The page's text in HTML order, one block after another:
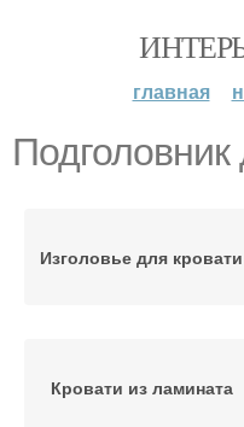
главная
Подголовник
Изголовье для кровати
Кровати из ламината